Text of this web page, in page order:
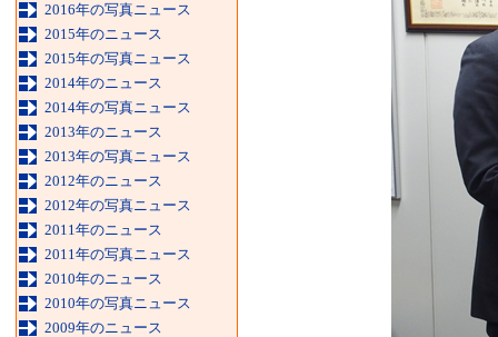
2016年の写真ニュース
2015年のニュース
2015年の写真ニュース
2014年のニュース
2014年の写真ニュース
2013年のニュース
2013年の写真ニュース
2012年のニュース
2012年の写真ニュース
2011年のニュース
2011年の写真ニュース
2010年のニュース
2010年の写真ニュース
2009年のニュース